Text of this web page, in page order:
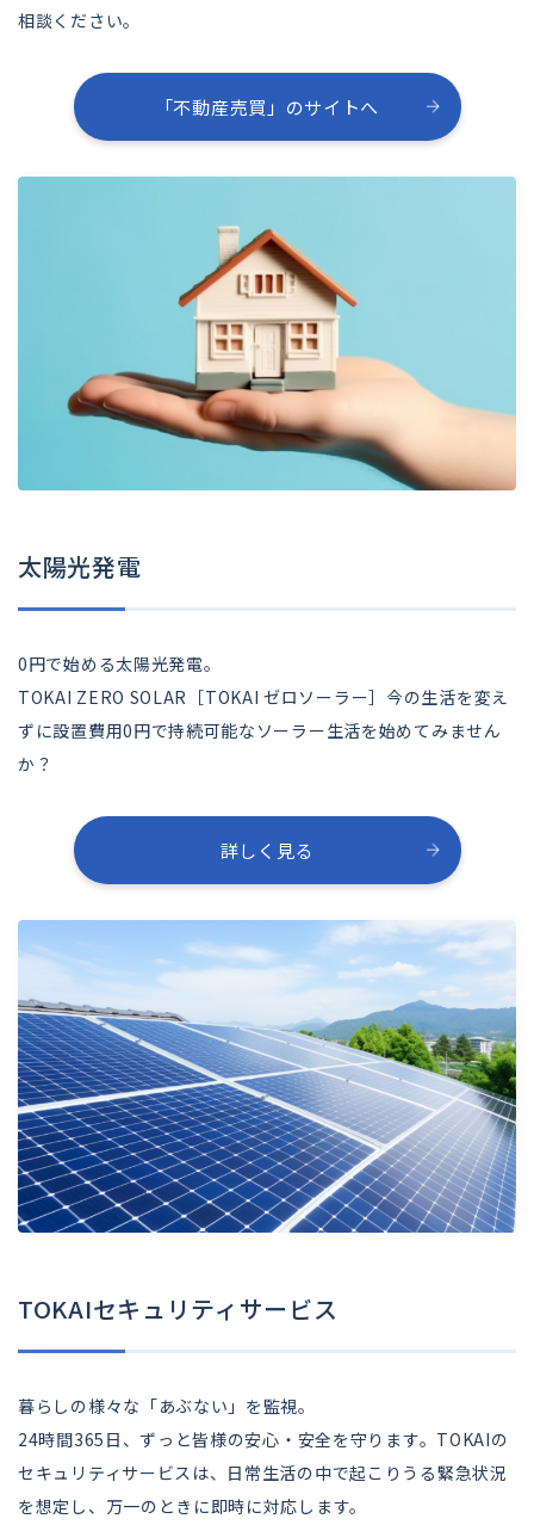
相談ください。
「不動産売買」のサイトへ
太陽光発電
0円で始める太陽光発電。
TOKAI ZERO SOLAR［TOKAI ゼロソーラー］今の生活を変え
ずに設置費用0円で持続可能なソーラー生活を始めてみません
か？
詳しく見る
TOKAIセキュリティサービス
暮らしの様々な「あぶない」を監視。
24時間365日、ずっと皆様の安心・安全を守ります。TOKAIの
セキュリティサービスは、日常生活の中で起こりうる緊急状況
を想定し、万一のときに即時に対応します。